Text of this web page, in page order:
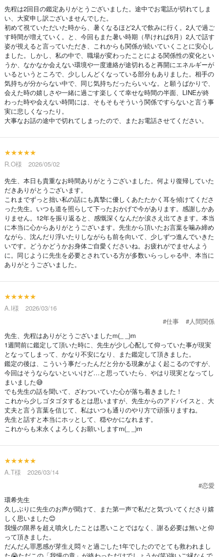
先程は2回目の鑑定ありがとうございました。途中でお電話が切れてしま
い、大変申し訳ございませんでした。
初めて視ていただいた時から、暑くなるほど2人で飲みに行く。2人で過ご
す時間が増えていく。と、今回もまた暑い時期（早ければ6月）2人で話す
姿が視えると言っていただき、これからも関係が続いていくことに安心し
ました。しかし、私の中で、職場が変わったことによる関係性の変化とい
うか、なかなか会えない環境や一度連絡が途切れると再開にエネルギーが
いるというところで、少ししんどくなっている部分もありました。相手の
気持ちが分からない中で、同じ気持ちだったらいいな。と願うばかりで、
会えた時の嬉しさや一緒に過ごす楽しくて幸せな時間の半面、LINEが終
わった時や会えない時間には、そもそもそういう関係ですらないと言う事
実に悲しくなったり。
大事なお話の途中で切れてしまったので、またお電話させてください。
★★★★★
R.O様 2026/05/02
先生、本日も貴重なお時間ありがとうございました。何より復帰していた
だきありがとうございます。
これまでずっと拙い私の話にも真摯に優しくあたたかく耳を傾けてくださ
った先生。いつも道を照らして下ったおかげで今があります。感謝しかあ
りません。12年を振り返ると、感慨深くなんだか涙さえ出てきます。本当
に本当に心からありがとうございます。先生から頂いたお言葉を噛み締め
ながら、沈んだり浮いたりしながらも前を向いて、少しずつ進んでいきた
いです。どうかどうかお身体ご自愛くださいね。お疲れがでませんよう
に。同じように先生を必要とされている方が多数いらっしゃる中、本当に
ありがとうございました。
★★★★★
A.I様 2026/03/16
#仕事
#人間関係
先生、先程はありがとうございましたm(_ _)m
1週間前に鑑定して頂いた時に、先生が少し心配して仰っていた事が現実
となってしまって、かなり不安になり、また鑑定して頂きました。
鑑定の後は、こういう事だったんだと分かる現象がよく起こるのですが、
今回はそうならないといいけど…と思っていたら、やはり現実となってし
まいました😅
でも先生の話を聞いて、ざわついていた心が落ち着きました！
これから少しゴタゴタするとは思いますが、先生からのアドバイスと、大
丈夫と言う言葉を信じて、私はいつも通りのやり方で頑張りますね。
先生と話すと本当にホッとして、穏やかになれます。
これからも末永くよろしくお願いしますm(_ _)m
★★★★★
A.T様 2026/03/14
#恋愛
環希先生
久しぶりに先生のお声が聞けて、また第一声で私だと気づいてくださり嬉
しく思いました😊
我慢の限界を超え噴火したことは悪いことではなく、謝る必要は無いと仰
って頂きました。
だんだん罪悪感が芽生え悶々と過ごした1年でしたのでとても救われまし